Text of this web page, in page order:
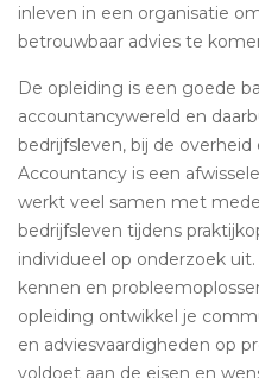
inleven in een organisatie
betrouwbaar advies te
De opleiding is een goede
accountancywereld en
bedrijfsleven, bij de
Accountancy is een
werkt veel samen met
bedrijfsleven tijdens
individueel op onderzoek
kennen en
opleiding ontwikkel je
en adviesvaardigheden op
voldoet aan de eisen en